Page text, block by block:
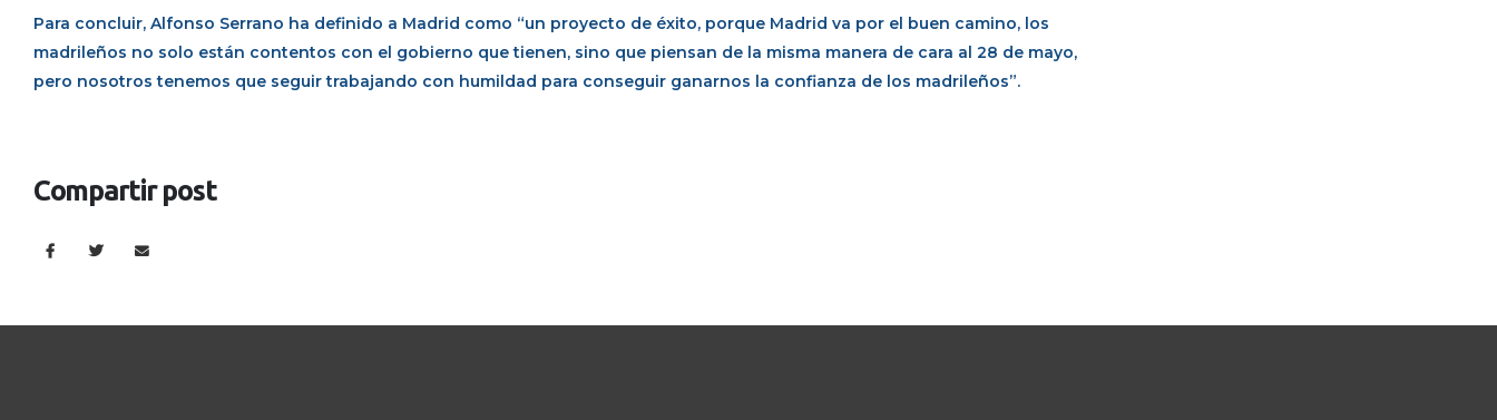
Para concluir, Alfonso Serrano ha definido a Madrid como “un proyecto de éxito, porque Madrid va por el buen camino, los
madrileños no solo están contentos con el gobierno que tienen, sino que piensan de la misma manera de cara al 28 de mayo,
pero nosotros tenemos que seguir trabajando con humildad para conseguir ganarnos la confianza de los madrileños”.
Compartir post